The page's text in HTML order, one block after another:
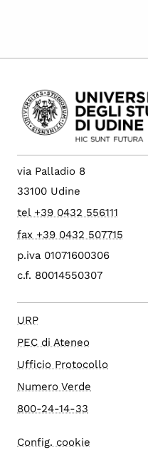
via Palladio 8
33100 Udine
tel +39 0432 556111
fax +39 0432 507715
p.iva 01071600306
c.f. 80014550307
URP
PEC di Ateneo
Ufficio Protocollo
Numero Verde
800-24-14-33
Config. cookie